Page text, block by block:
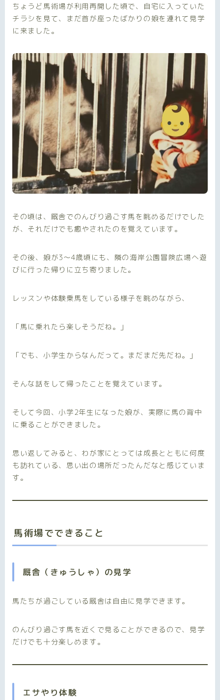
ちょうど馬術場が利用再開した頃で、自宅に入っていた
チラシを見て、まだ首が座ったばかりの娘を連れて見学
に来ました。
その頃は、厩舎でのんびり過ごす馬を眺めるだけでした
が、それだけでも癒やされたのを覚えています。
その後、娘が3〜4歳頃にも、隣の海岸公園冒険広場へ遊
びに行った帰りに立ち寄りました。
レッスンや体験乗馬をしている様子を眺めながら、
「馬に乗れたら楽しそうだね。」
「でも、小学生からなんだって。まだまだ先だね。」
そんな話をして帰ったことを覚えています。
そして今回、小学2年生になった娘が、実際に馬の背中
に乗ることができました。
思い返してみると、わが家にとっては成長とともに何度
も訪れている、思い出の場所だったんだなと感じていま
す。
馬術場でできること
厩舎（きゅうしゃ）の見学
馬たちが過ごしている厩舎は自由に見学できます。
のんびり過ごす馬を近くで見ることができるので、見学
だけでも十分楽しめます。
エサやり体験